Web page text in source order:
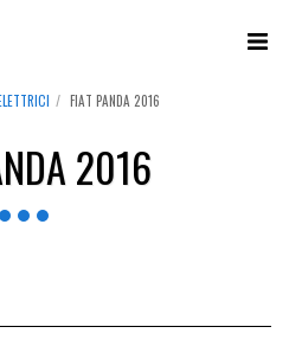
FIAT PANDA 2016
2016